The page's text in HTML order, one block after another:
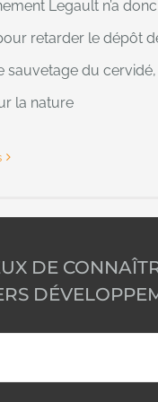
Legault n’a
retarder le dépôt
sauvetage du
la nature
DE